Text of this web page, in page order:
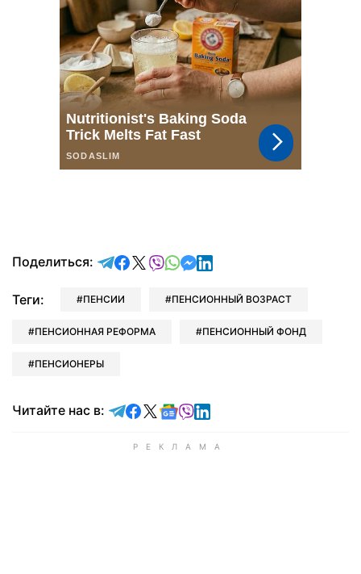
Поделиться: отправить в Telegram
поделиться в Facebook
поделиться в X
отправить в Viber
отправить в Whatsapp
отправить в Messenger
отправить в LinkedIn
Теги: ПЕНСИИ ПЕНСИОННЫЙ ВОЗРАСТ
ПЕНСИОННАЯ РЕФОРМА ПЕНСИОННЫЙ ФОНД
ПЕНСИОНЕРЫ
Читайте нас в: Читайте в Telegram
Читайте в Facebook
Читайте в X
Читайте в Google news
Читайте в Viber
Читайте в LinkedIn